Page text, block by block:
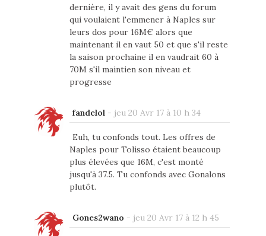
dernière, il y avait des gens du forum
qui voulaient l'emmener à Naples sur
leurs dos pour 16M€ alors que
maintenant il en vaut 50 et que s'il reste
la saison prochaine il en vaudrait 60 à
70M s'il maintien son niveau et
progresse
fandelol- jeu 20 Avr 17 à 10 h 34
Euh, tu confonds tout. Les offres de
Naples pour Tolisso étaient beaucoup
plus élevées que 16M, c'est monté
jusqu'à 37.5. Tu confonds avec Gonalons
plutôt.
Gones2wano - jeu 20 Avr 17 à 12 h 45